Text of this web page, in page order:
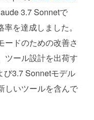
3.7 Sonnetで
を達成しました。
ードのための改善さ
ツール設計を出荷す
び3.7 Sonnetモデル
しいツールを含んで